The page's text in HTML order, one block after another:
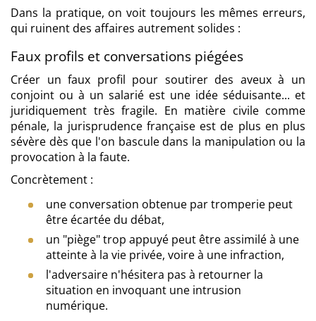
Dans la pratique, on voit toujours les mêmes erreurs,
qui ruinent des affaires autrement solides :
Faux profils et conversations piégées
Créer un faux profil pour soutirer des aveux à un
conjoint ou à un salarié est une idée séduisante... et
juridiquement très fragile. En matière civile comme
pénale, la jurisprudence française est de plus en plus
sévère dès que l'on bascule dans la manipulation ou la
provocation à la faute.
Concrètement :
une conversation obtenue par tromperie peut
être écartée du débat,
un "piège" trop appuyé peut être assimilé à une
atteinte à la vie privée, voire à une infraction,
l'adversaire n'hésitera pas à retourner la
situation en invoquant une intrusion
numérique.